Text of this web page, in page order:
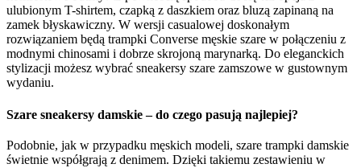
ulubionym T-shirtem, czapką z daszkiem oraz bluzą zapinaną na
zamek błyskawiczny. W wersji casualowej doskonałym
rozwiązaniem będą trampki Converse męskie szare w połączeniu z
modnymi chinosami i dobrze skrojoną marynarką. Do eleganckich
stylizacji możesz wybrać sneakersy szare zamszowe w gustownym
wydaniu.
Szare sneakersy damskie – do czego pasują najlepiej?
Podobnie, jak w przypadku męskich modeli, szare trampki damskie
świetnie współgrają z denimem. Dzięki takiemu zestawieniu w